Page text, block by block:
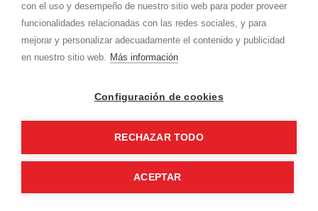
con el uso y desempeño de nuestro sitio web para poder proveer
funcionalidades relacionadas con las redes sociales, y para
mejorar y personalizar adecuadamente el contenido y publicidad
en nuestro sitio web. Más información
Configuración de cookies
RECHAZAR TODO
ACEPTAR
975.368.262
¡Síguenos en nuestras redes!